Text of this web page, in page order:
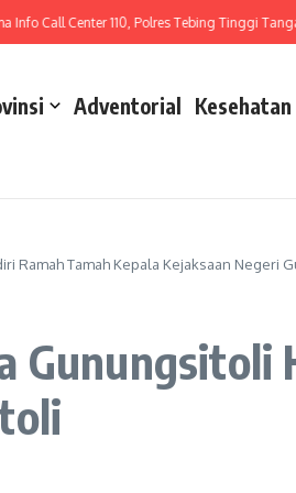
Call Center 110, Polres Tebing Tinggi Tangani
Adventorial Kesehatan
Ramah Tamah Kepala Kejaksaan Negeri